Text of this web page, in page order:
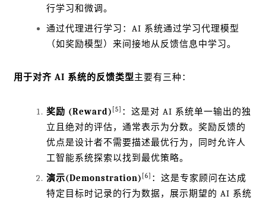
行学习和微调。
通过代理进行学习：AI 系统通过学习代理模型
（如奖励模型）来间接地从反馈信息中学习。
用于对齐 AI 系统的反馈类型主要有三种：
奖励 (Reward) [5] ：这是对 AI 系统单一输出的独
立且绝对的评估，通常表示为分数。奖励反馈的
优点是设计者不需要描述最优行为，同时允许人
工智能系统探索以找到最优策略。
演示(Demonstration) [6] ：这是专家顾问在达成
特定目标时记录的行为数据，展示期望的 AI 系统